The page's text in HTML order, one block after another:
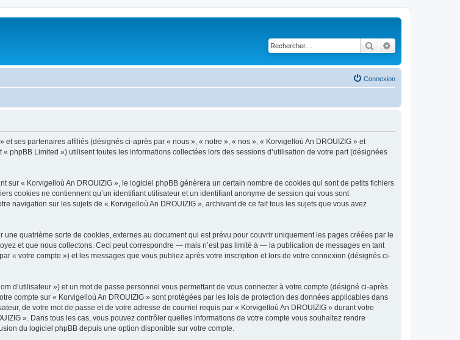
Rechercher
Connexion
ses partenaires affiliés (désignés ci-après par « nous », « notre », « nos », « Korvigelloù An DROUIZIG » et
phpBB Limited ») utilisent toutes les informations collectées lors des sessions d’utilisation de votre part (désignées
sur « Korvigelloù An DROUIZIG », le logiciel phpBB génèrera un certain nombre de cookies qui sont de petits fichiers
cookies ne contiennent qu’un identifiant utilisateur et un identifiant anonyme de session qui vous sont
navigation sur les sujets de « Korvigelloù An DROUIZIG », archivant de ce fait tous les sujets que vous avez
quatrième sorte de cookies, externes au document qui est prévu pour couvrir uniquement les pages créées par le
et que nous collectons. Ceci peut correspondre — mais n’est pas limité à — la publication de messages en tant
« votre compte ») et les messages que vous publiez après votre inscription et lors de votre connexion (désignés ci-
d’utilisateur ») et un mot de passe personnel vous permettant de vous connecter à votre compte (désigné ci-après
compte sur « Korvigelloù An DROUIZIG » sont protégées par les lois de protection des données applicables dans
de votre mot de passe et de votre adresse de courriel requis par « Korvigelloù An DROUIZIG » durant votre
». Dans tous les cas, vous pouvez contrôler quelles informations de votre compte vous souhaitez rendre
du logiciel phpBB depuis une option disponible sur votre compte.